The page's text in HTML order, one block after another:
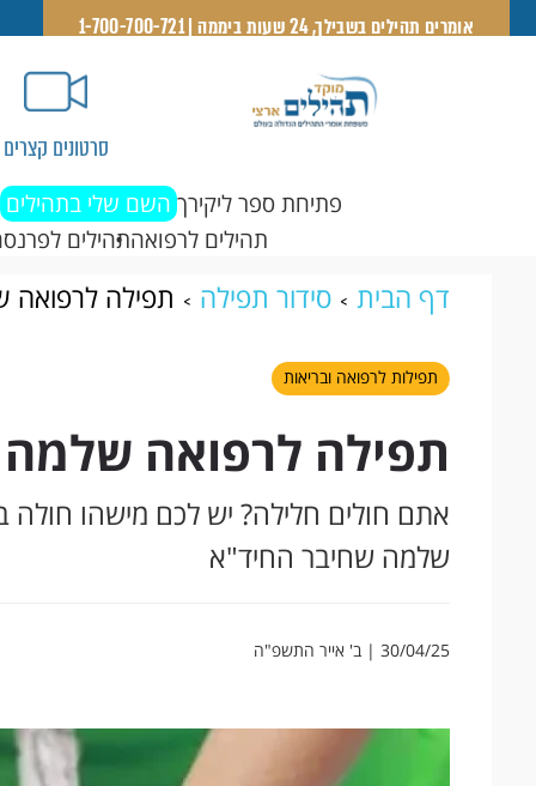
אומרים תהילים בשבילך, 24 שעות ביממה | 1-700-700-721
סרטונים קצרים
פתיחת ספר ליקירך השם שלי בתהילים
תהילים לרפואהתהילים
דף הבית סידור תפילה תפילה
תפילות לרפואה ובריאות
תפילה לרפואה
אתם חולים חלילה? יש לכם מישהו
שלמה שחיבר החיד"א
30/04/25 | ב' אייר התשפ"ה